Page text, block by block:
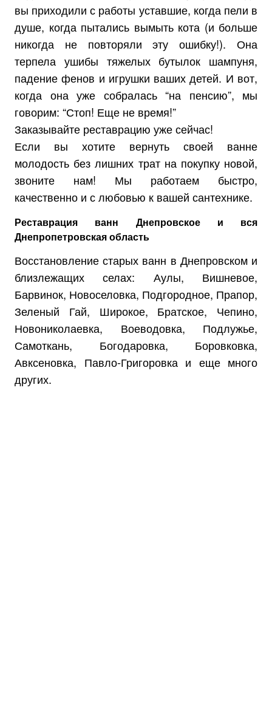
вы приходили с работы уставшие, когда пели в
душе, когда пытались вымыть кота (и больше
никогда не повторяли эту ошибку!). Она
терпела ушибы тяжелых бутылок шампуня,
падение фенов и игрушки ваших детей. И вот,
когда она уже собралась “на пенсию”, мы
говорим: “Стоп! Еще не время!”
Заказывайте реставрацию уже сейчас!
Если вы хотите вернуть своей ванне
молодость без лишних трат на покупку новой,
звоните нам! Мы работаем быстро,
качественно и с любовью к вашей сантехнике.
Реставрация ванн Днепровское и вся
Днепропетровская область
Восстановление старых ванн в Днепровском и
близлежащих селах: Аулы, Вишневое,
Барвинок, Новоселовка, Подгородное, Прапор,
Зеленый Гай, Широкое, Братское, Чепино,
Новониколаевка, Воеводовка, Подлужье,
Самоткань, Богодаровка, Боровковка,
Авксеновка, Павло-Григоровка и еще много
других.